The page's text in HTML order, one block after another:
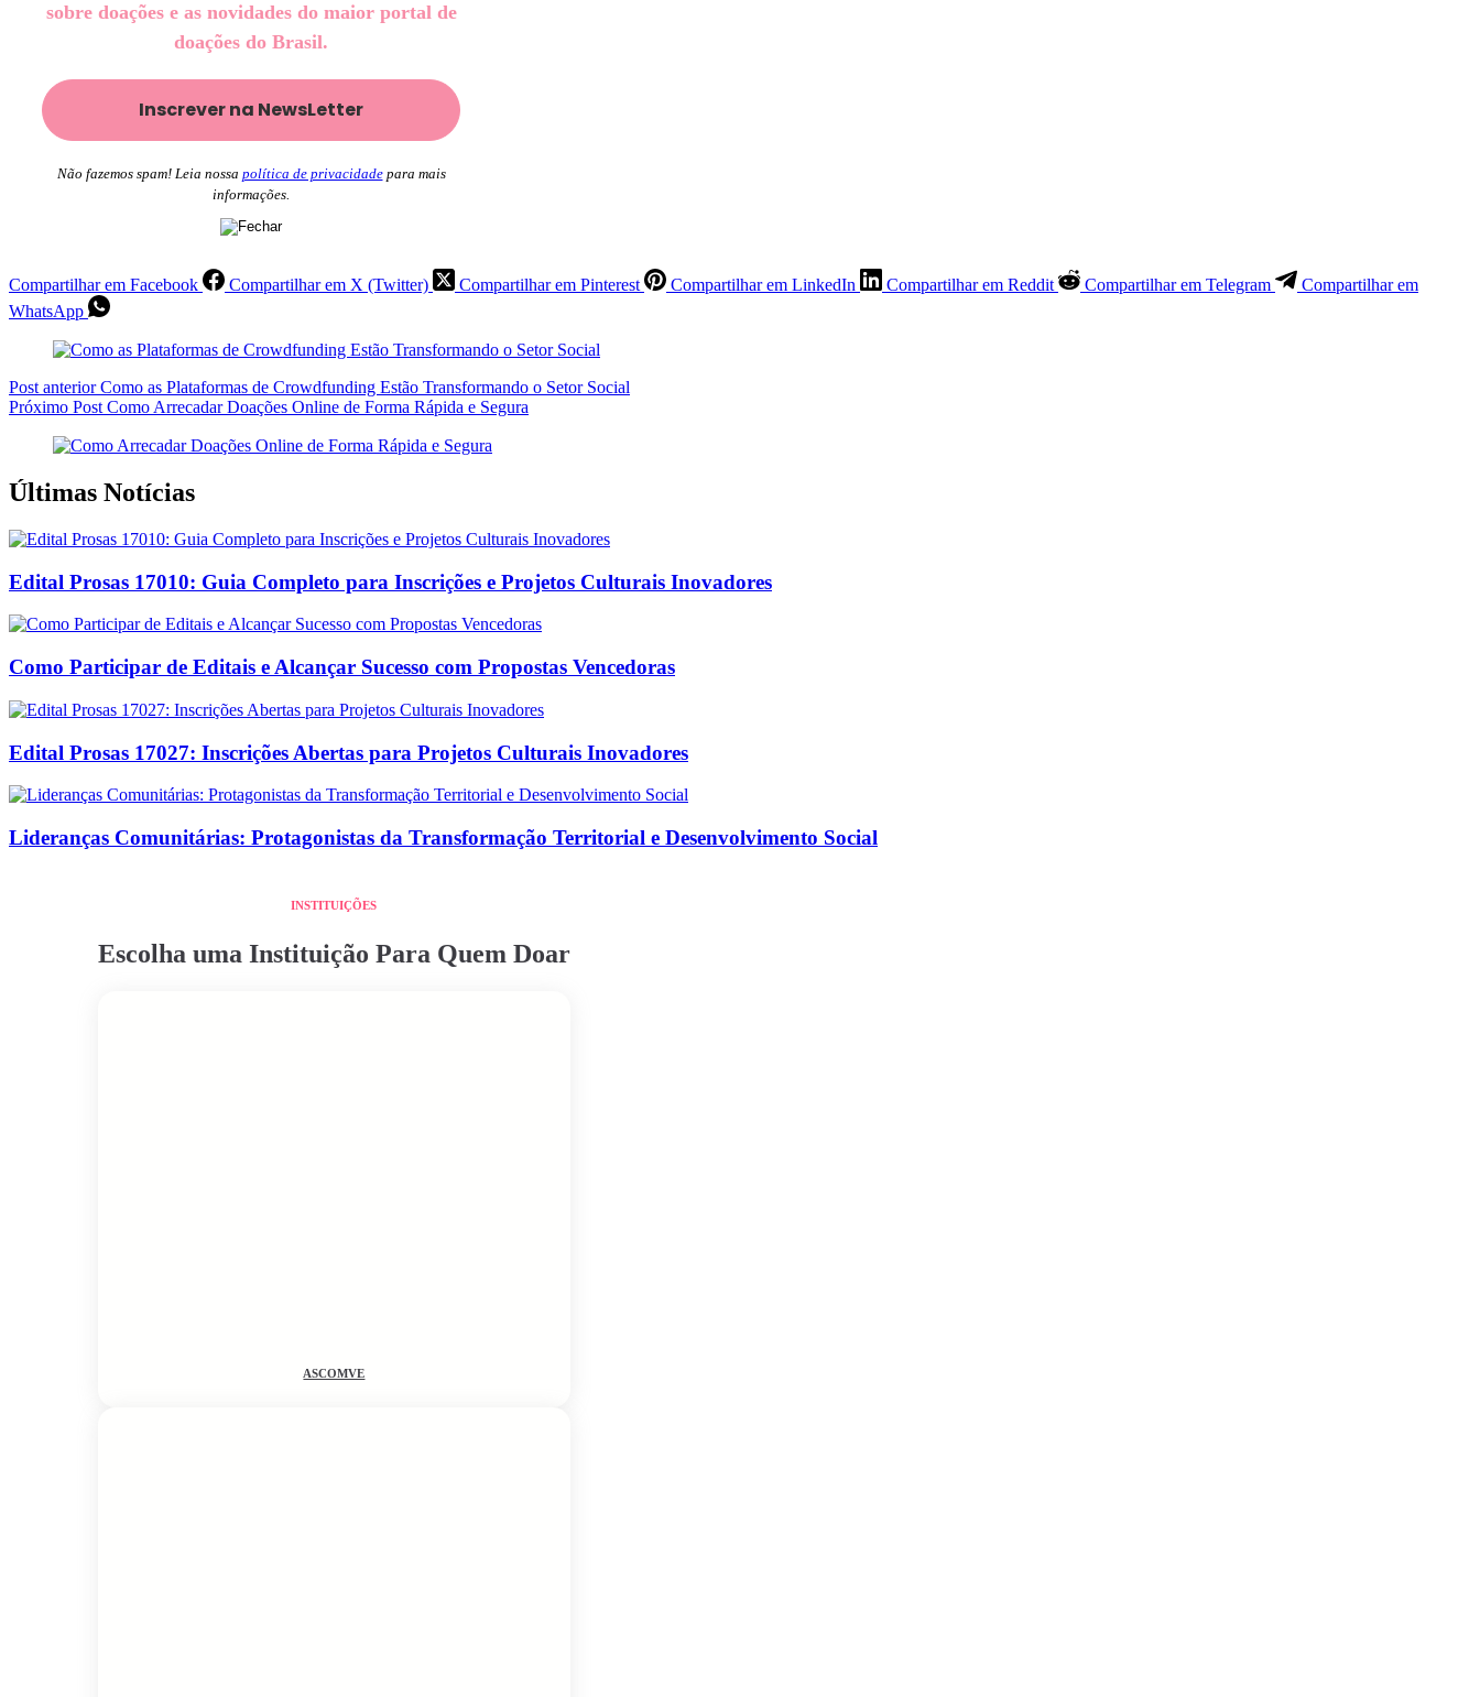
sobre doações e as novidades do maior portal de
doações do Brasil.
Não fazemos spam! Leia nossa política de privacidadepara mais
informações.
Compartilhar em Facebook Compartilhar em X (Twitter) Compartilhar em Pinterest Compartilhar em LinkedIn Compartilhar em Reddit Compartilhar em Telegram
Compartilhar em
WhatsApp
Post anteriorComo as Plataformas de Crowdfunding Estão Transformando o Setor Social
Próximo Post Como Arrecadar Doações Online de Forma Rápida e Segura
Últimas Notícias
Edital Prosas 17010: Guia Completo para Inscrições e Projetos Culturais Inovadores
Como Participar de Editais e Alcançar Sucesso com Propostas Vencedoras
Edital Prosas 17027: Inscrições Abertas para Projetos Culturais Inovadores
Lideranças Comunitárias: Protagonistas da Transformação Territorial e Desenvolvimento Social
INSTITUIÇÕES
Escolha uma Instituição Para Quem Doar
ASCOMVE